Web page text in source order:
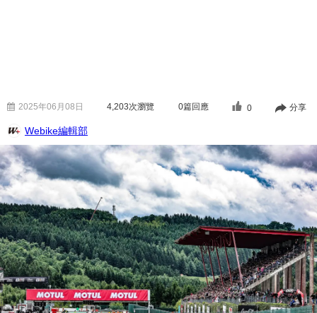
2025年06月08日 4,203次瀏覽 0篇回應 0 分享
Webike編輯部